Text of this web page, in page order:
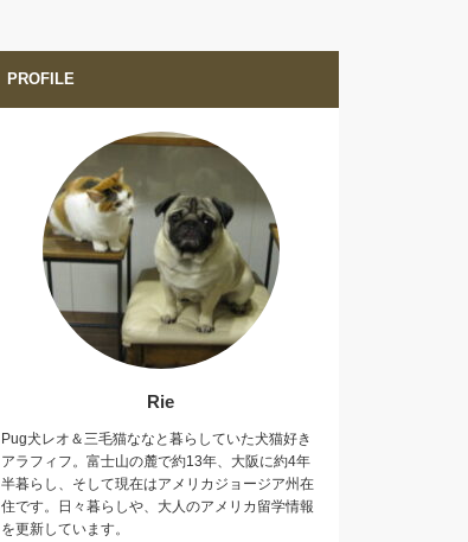
PROFILE
Rie
Pug犬レオ＆三毛猫ななと暮らしていた犬猫好き
アラフィフ。富士山の麓で約13年、大阪に約4年
半暮らし、そして現在はアメリカジョージア州在
住です。日々暮らしや、大人のアメリカ留学情報
を更新しています。